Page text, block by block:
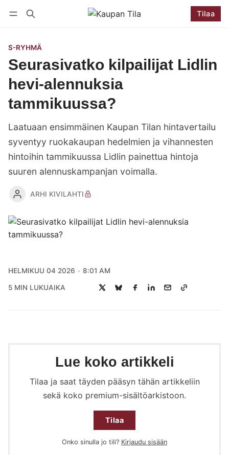
Tilaa
S-RYHMÄ
Seurasivatko kilpailijat Lidlin
hevi-alennuksia
tammikuussa?
Laatuaan ensimmäinen Kaupan Tilan hintavertailu
syventyy ruokakaupan hedelmien ja vihannesten
hintoihin tammikuussa Lidlin painettua hintoja
suuren alennuskampanjan voimalla.
ARHI KIVILAHTI
HELMIKUU 04 2026 8:01 AM
5 MIN LUKUAIKA
Lue koko artikkeli
Tilaa ja saat täyden pääsyn tähän artikkeliin
sekä koko premium-sisältöarkistoon.
Tilaa
Onko sinulla jo tili? Kirjaudu sisään